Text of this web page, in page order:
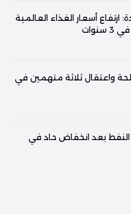
ارتفاع أسعار الغذاء العالمية
واعتقال ثلاثة متهمين في
النفط بعد انخفاض حاد في